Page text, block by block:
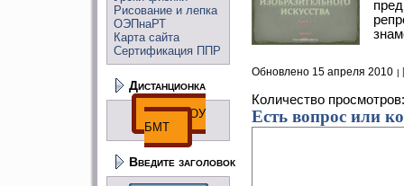
Рисование и лепка
ОЭПнаРТ
Карта сайта
Сертификация ППР
Дистанционка
ДО ГПОУ
БМТ
Введите заголовок
Обновлено 15 апреля 2010
Количество
Есть вопрос или